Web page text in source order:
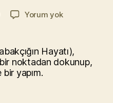
Yazının
yazarı
a
kı
l
m
Yorum yokMa
Courgette
–
Kabakçığın